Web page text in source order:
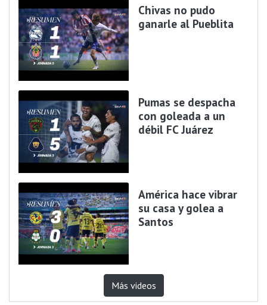
Chivas no pudo
ganarle al Pueblita
Pumas se despacha
con goleada a un
débil FC Juárez
América hace vibrar
su casa y golea a
Santos
Más videos